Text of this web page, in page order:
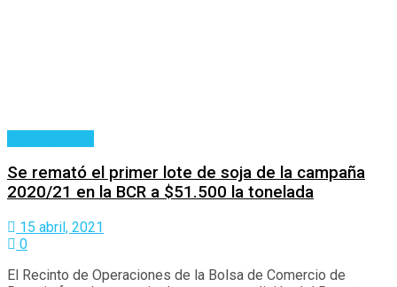
Se remató el primer lote de soja de la campaña
2020/21 en la BCR a $51.500 la tonelada
15 abril, 2021
0
El Recinto de Operaciones de la Bolsa de Comercio de